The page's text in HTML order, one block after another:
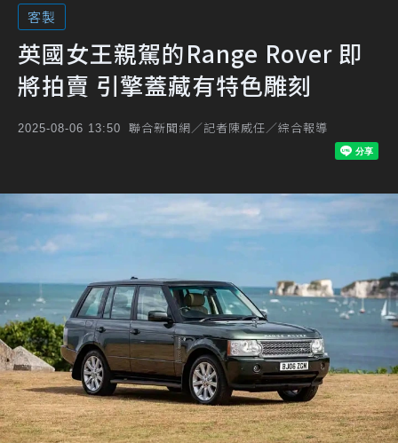
客製
英國女王親駕的Range Rover 即
將拍賣 引擎蓋藏有特色雕刻
2025-08-06 13:50 聯合新聞網／記者陳威任／綜合報導